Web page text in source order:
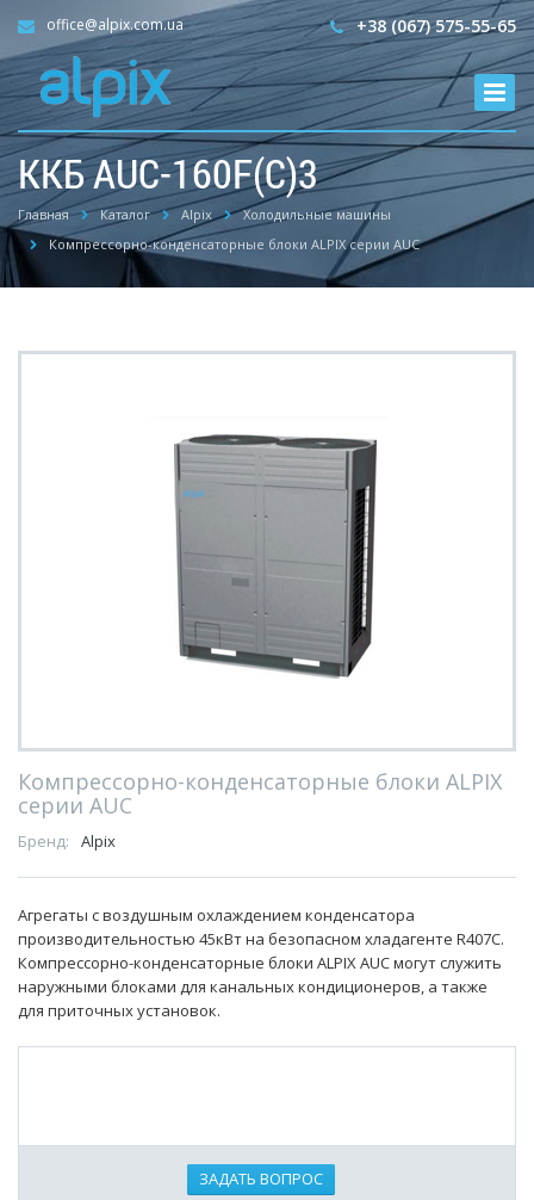
+38 (067) 575-55-65
office@alpix.com.ua
ККБ AUC-160F(С)3
Главная Каталог Alpix
Холодильные машины
Компрессорно-конденсаторные блоки ALPIX серии AUC
Компрессорно-конденсаторные блоки ALPIX
серии AUC
Бренд: Alpix
Агрегаты с воздушным охлаждением конденсатора
производительностью 45кВт на безопасном хладагенте R407С.
Компрессорно-конденсаторные блоки ALPIX AUC могут служить
наружными блоками для канальных кондиционеров, а также
для приточных установок.
ЗАДАТЬ ВОПРОС